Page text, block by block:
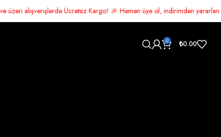
Ücretsiz Kargo! 🎉 Hemen üye ol, indirimden yararlan 🛍️ Şimdi
0 ₺0.00